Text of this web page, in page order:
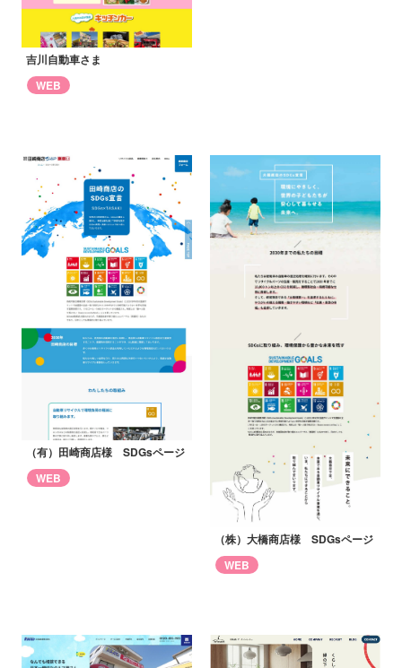
吉川自動車さま
WEB
（有）田崎商店様 SDGsページ
WEB
（株）大橋商店様 SDGsページ
WEB